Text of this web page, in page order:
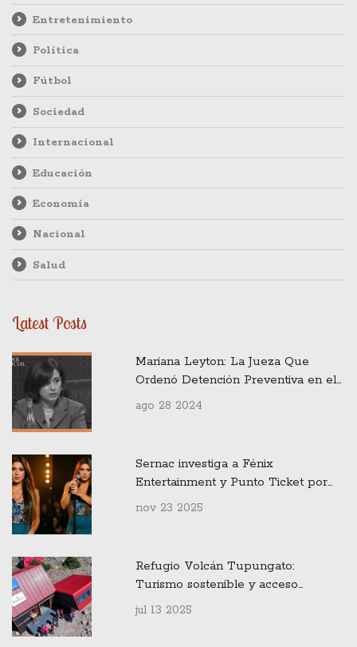
Entretenimiento
Política
Fútbol
Sociedad
Internacional
Educación
Economía
Nacional
Salud
Latest Posts
Mariana Leyton: La Jueza Que
Ordenó Detención Preventiva en el
Controversial Caso Audios
ago 28 2024
Sernac investiga a Fénix
Entertainment y Punto Ticket por
cambio unilateral del concierto de
nov 23 2025
Refugio Volcán Tupungato:
Turismo sostenible y acceso
democrático a la montaña en Valle
Colorado
jul 13 2025